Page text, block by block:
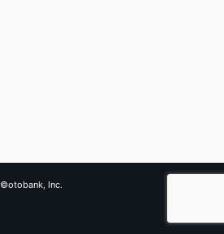
©otobank, Inc.